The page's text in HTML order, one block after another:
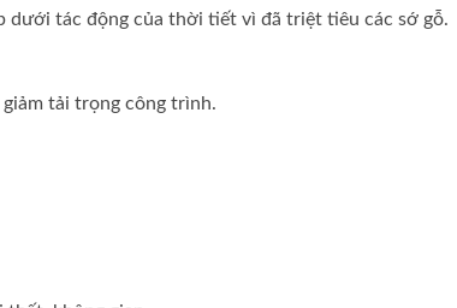
dưới tác động của thời tiết vì đã triệt tiêu các sớ gỗ.
tải trọng công trình.